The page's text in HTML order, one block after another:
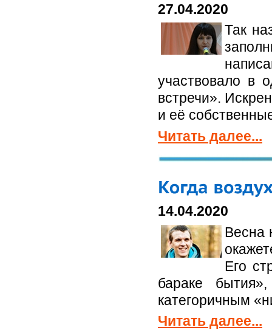
27.04.2020
Так
участвовало в
встречи».
и её
Читать далее...
14.04.2020
Весна
Его
бараке
категоричным
Читать далее...